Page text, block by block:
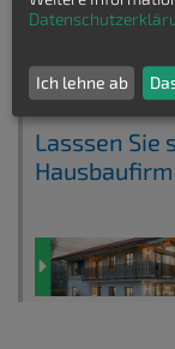
Keinen
Lasssen Sie
Ich lehne ab